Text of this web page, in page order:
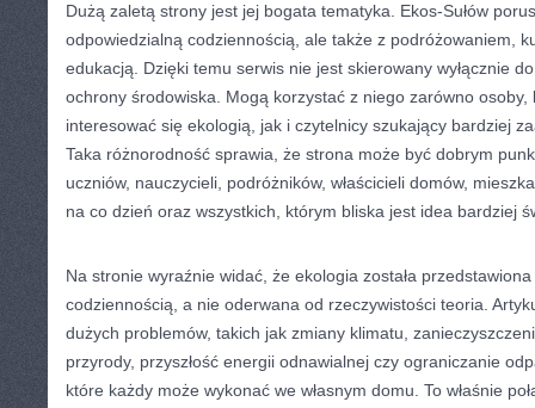
Dużą zaletą strony jest jej bogata tematyka. Ekos-Sułów
odpowiedzialną codziennością, ale także z podróżowaniem,
edukacją. Dzięki temu serwis nie jest skierowany wyłącznie
ochrony środowiska. Mogą korzystać z niego zarówno
interesować się ekologią, jak i czytelnicy szukający bardziej
Taka różnorodność sprawia, że strona może być dobrym
uczniów, nauczycieli, podróżników, właścicieli domów,
na co dzień oraz wszystkich, którym bliska jest idea bardziej
Na stronie wyraźnie widać, że ekologia została
codziennością, a nie oderwana od rzeczywistości teoria.
dużych problemów, takich jak zmiany klimatu,
przyrody, przyszłość energii odnawialnej czy ograniczanie
które każdy może wykonać we własnym domu. To właśnie